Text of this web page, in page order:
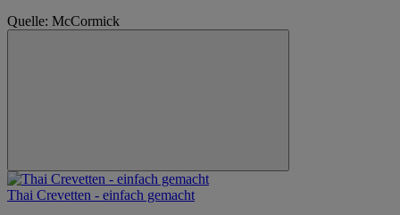
Quelle: McCormick
Thai Crevetten - einfach gemacht